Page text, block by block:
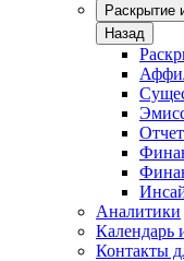
Раскрытие
Назад
Аналитики
Календарь
Контакты